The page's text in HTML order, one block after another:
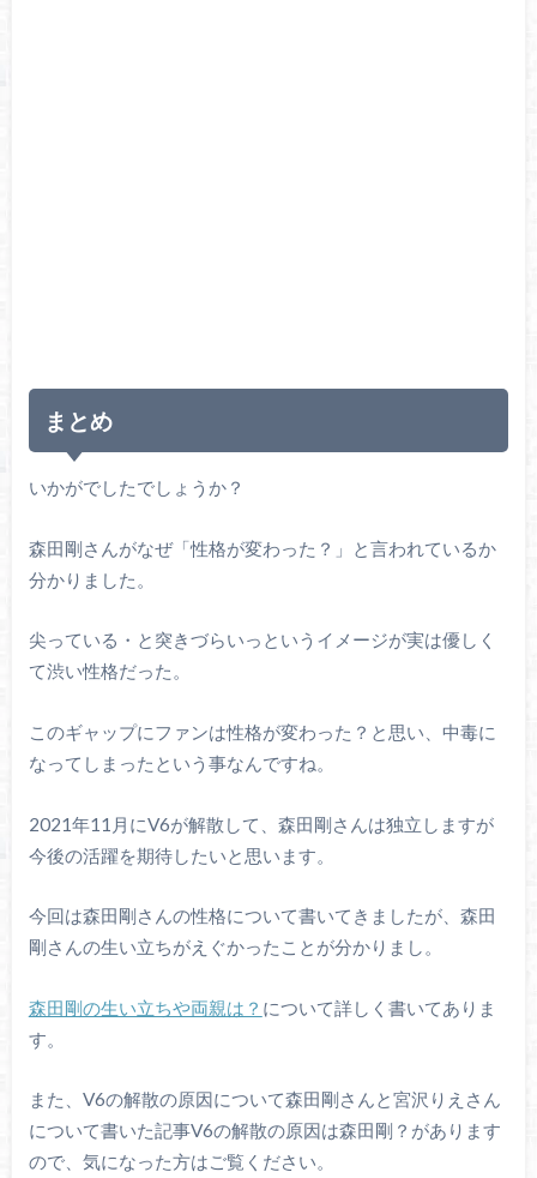
まとめ
いかがでしたでしょうか？
森田剛さんがなぜ「性格が変わった？」と言われているか
分かりました。
尖っている・と突きづらいっというイメージが実は優しく
て渋い性格だった。
このギャップにファンは性格が変わった？と思い、中毒に
なってしまったという事なんですね。
2021年11月にV6が解散して、森田剛さんは独立しますが
今後の活躍を期待したいと思います。
今回は森田剛さんの性格について書いてきましたが、森田
剛さんの生い立ちがえぐかったことが分かりまし。
森田剛の生い立ちや両親は？ について詳しく書いてありま
す。
また、V6の解散の原因について森田剛さんと宮沢りえさん
について書いた記事V6の解散の原因は森田剛？があります
ので、気になった方はご覧ください。